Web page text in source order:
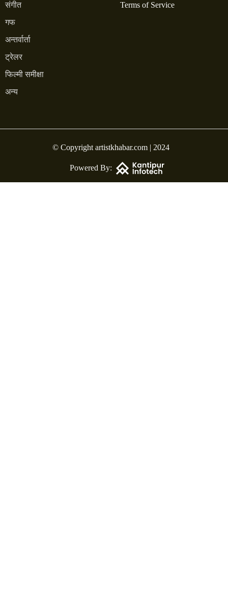
संगीत
गफ
अन्तर्वार्ता
ट्रेलर
फिल्मी समीक्षा
अन्य
Terms of Service
© Copyright artistkhabar.com | 2024
Powered By: